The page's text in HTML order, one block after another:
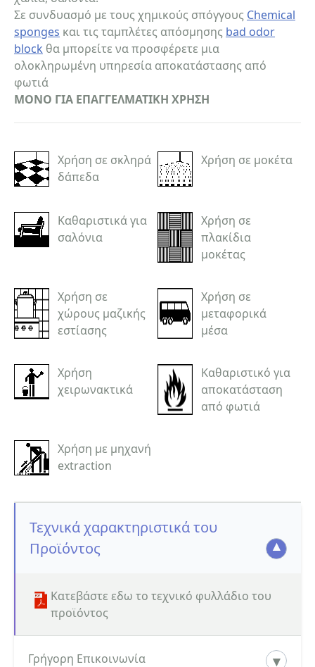
Σε συνδυασμό με τους χημικούς σπόγγους Chemical
sponges και τις ταμπλέτες απόσμησης bad odor
block θα μπορείτε να προσφέρετε μια
ολοκληρωμένη υπηρεσία αποκατάστασης από
φωτιά
ΜΟΝΟ ΓΙΑ ΕΠΑΓΓΕΛΜΑΤΙΚΗ ΧΡΗΣΗ
Χρήση σε σκληρά
δάπεδα
Χρήση σε μοκέτα
Καθαριστικά για
σαλόνια
Χρήση σε
πλακίδια
μοκέτας
Χρήση σε
χώρους μαζικής
εστίασης
Χρήση σε
μεταφορικά
μέσα
Χρήση
χειρωνακτικά
Καθαριστικό για
αποκατάσταση
από φωτιά
Χρήση με μηχανή
extraction
Τεχνικά χαρακτηριστικά του
Προϊόντος
Κατεβάστε εδω το τεχνικό φυλλάδιο του
προϊόντος
Γρήγορη Επικοινωνία